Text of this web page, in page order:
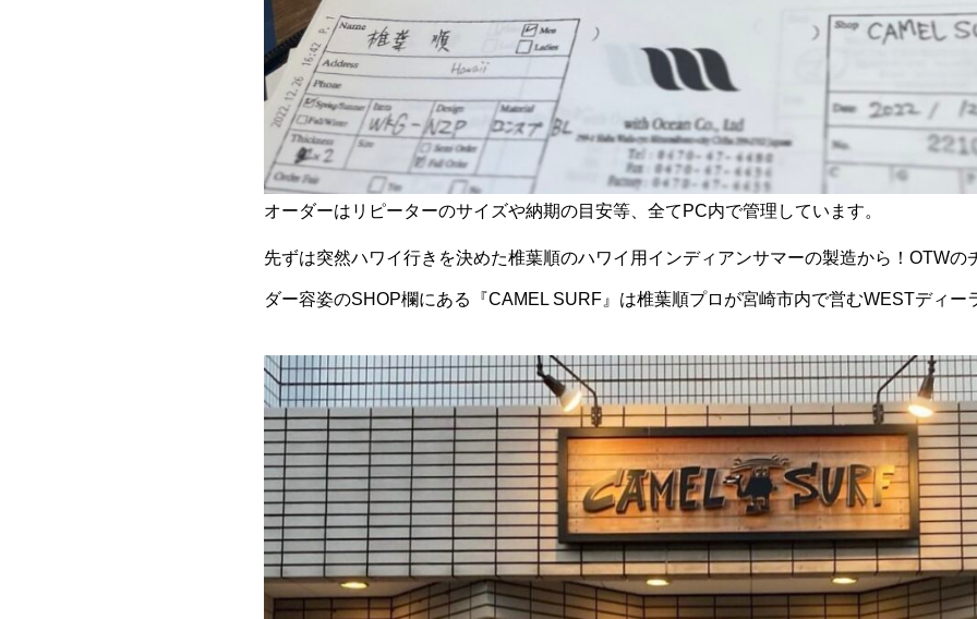
オーダーはリピーターのサイズや納期の目安等、全てPC内で管理しています。
先ずは突然ハワイ行きを決めた椎葉順のハワイ用インディアンサマーの製造から！OTWの
ダー容姿のSHOP欄にある『CAMEL SURF 』は椎葉順プロが宮崎市内で営むWESTディー